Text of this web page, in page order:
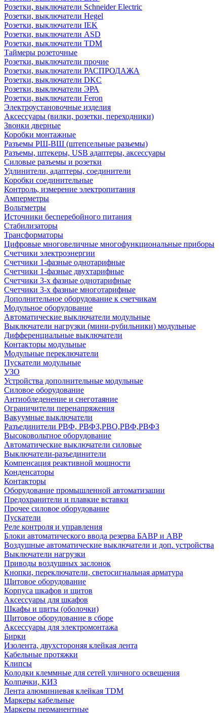
Розетки, выключатели Schneider Electric
Розетки, выключатели Hegel
Розетки, выключатели IEK
Розетки, выключатели ASD
Розетки, выключатели TDM
Таймеры розеточные
Розетки, выключатели прочие
Розетки, выключатели РАСПРОДАЖА
Розетки, выключатели DKC
Розетки, выключатели ЭРА
Розетки, выключатели Feron
Электроустановочные изделия
Аксессуары (вилки, розетки, переходники)
Звонки дверные
Коробки монтажные
Разъемы РШ-ВШ (штепсельные разьемы)
Разъемы, штекеры, USB адаптеры, аксессуары
Силовые разъемы и розетки
Удлинители, адаптеры, соединители
Коробки соединительные
Контроль, измерение электропитания
Амперметры
Вольтметры
Источники бесперебойного питания
Стабилизаторы
Трансформаторы
Цифровые многовеличные многофункциональные приборы
Счетчики электроэнергии
Счетчики 1-фазные однотарифные
Счетчики 1-фазные двухтарифные
Счетчики 3-х фазные однотарифные
Счетчики 3-х фазные многотарифные
Дополнительное оборудование к счетчикам
Модульное оборудование
Автоматические выключатели модульные
Выключатели нагрузки (мини-рубильники) модульные
Дифференциальные выключатели
Контакторы модульные
Модульные переключатели
Пускатели модульные
УЗО
Устройства дополнительные модульные
Силовое оборудование
Антиобледенение и снеготаяние
Ограничители перенапряжения
Вакуумные выключатели
Разъединители РВФ, РВФЗ,РВО,РВФ,РВФЗ
Высоковольтное оборудование
Автоматические выключатели cиловые
Выключатели-разъединители
Компенсация реактивной мощности
Конденсаторы
Контакторы
Оборудование промышленной автоматизации
Предохранители и плавкие вставки
Прочее силовое оборудование
Пускатели
Реле контроля и управления
Блоки автоматического ввода резерва БАВР и АВР
Воздушные автоматические выключатели и доп. устройства
Выключатели нагрузки
Приводы воздушных заслонок
Кнопки, переключатели, светосигнальная арматура
Щитовое оборудование
Корпуса шкафов и щитов
Аксессуары для шкафов
Шкафы и щиты (оболочки)
Щитовое оборудование в сборе
Аксессуары для электромонтажа
Бирки
Изолента, двухстороняя клейкая лента
Кабельные протяжки
Клипсы
Колодки клеммные для сетей уличного освещения
Колпачки, КИЗ
Лента алюминиевая клейкая TDM
Маркеры кабельные
Маркеры перманентные